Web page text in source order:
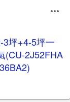
3坪+4-5坪一
(CU-2J52FHA